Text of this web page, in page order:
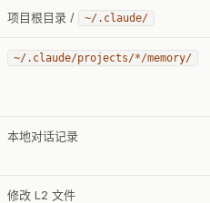
项目根目录 / ~/.claude/
~/.claude/projects/*/memory/
本地对话记录
修改 L2 文件